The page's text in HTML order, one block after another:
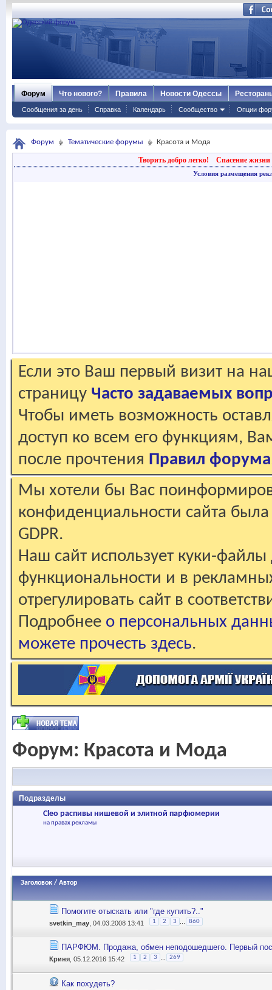
Форум
Сообщения за день Справка Календарь Сообщество Опции
Что нового? Правила Новости Одессы
Форум Тематические форумы Красота и Мода
Творить добро легко! Спасение жизни
Условия размещения
Если это Ваш первый визит на
страницу Часто задаваемых
Чтобы иметь возможность
доступ ко всем его функциям,
после прочтения Правил форума
Мы хотели бы Вас
конфиденциальности сайта
GDPR.
Наш сайт использует куки-файлы
функциональности и в
отрегулировать сайт в
Подробнее о персональных
можете прочесть здесь.
Форум: Красота и Мода
Подразделы
Cleo распивы нишевой и элитной парфюмерии
на правах рекламы
Заголовок / Автор
Помогите отыскать или "где купить?.."
svetkin_may , 04.03.2008 13:41 1 2 3 860
ПАРФЮМ. Продажа, обмен неподошедшего. Первый
Криня , 05.12.2016 15:42 1 2 3 269
Как похудеть?